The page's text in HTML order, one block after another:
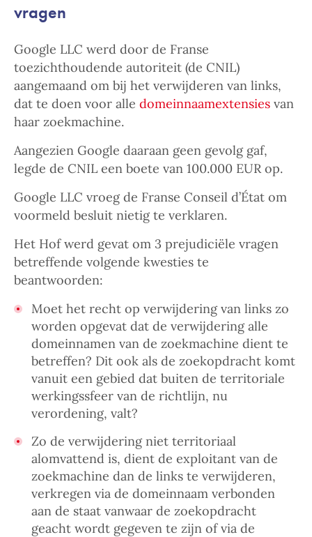
vragen
Google LLC werd door de Franse
toezichthoudende autoriteit (de CNIL)
aangemaand om bij het verwijderen van links,
dat te doen voor alle domeinnaamextensies van
haar zoekmachine.
Aangezien Google daaraan geen gevolg gaf,
legde de CNIL een boete van 100.000 EUR op.
Google LLC vroeg de Franse Conseil d’État om
voormeld besluit nietig te verklaren.
Het Hof werd gevat om 3 prejudiciële vragen
betreffende volgende kwesties te
beantwoorden:
Moet het recht op verwijdering van links zo
worden opgevat dat de verwijdering alle
domeinnamen van de zoekmachine dient te
betreffen? Dit ook als de zoekopdracht komt
vanuit een gebied dat buiten de territoriale
werkingssfeer van de richtlijn, nu
verordening, valt?
Zo de verwijdering niet territoriaal
alomvattend is, dient de exploitant van de
zoekmachine dan de links te verwijderen,
verkregen via de domeinnaam verbonden
aan de staat vanwaar de zoekopdracht
geacht wordt gegeven te zijn of via de